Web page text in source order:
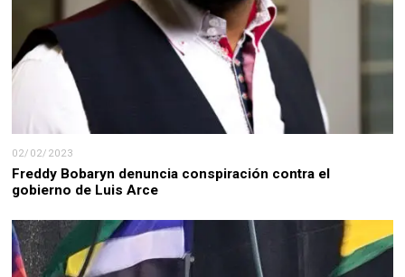
02/02/2023
Freddy Bobaryn denuncia conspiración contra el
gobierno de Luis Arce